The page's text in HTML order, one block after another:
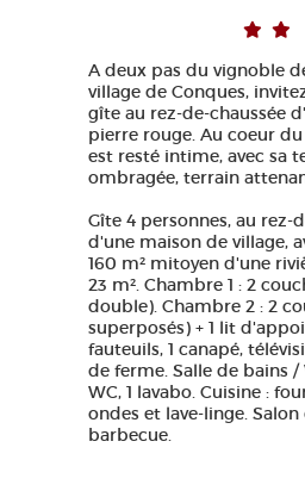
A deux pas du vignoble
village de Conques,
gîte au rez-de-chaussée
pierre rouge. Au coeur
est resté intime, avec sa
ombragée, terrain
Gîte 4 personnes, au rez-
d'une maison de village,
160 m² mitoyen d'une
23 m². Chambre 1 : 2
double). Chambre 2 : 2
superposés) + 1 lit
fauteuils, 1 canapé,
de ferme. Salle de bains /
WC, 1 lavabo. Cuisine :
ondes et lave-linge.
barbecue.